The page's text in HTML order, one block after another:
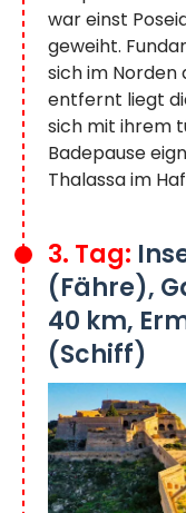
war einst
geweiht.
sich im Norden
entfernt liegt
sich mit ihrem
Badepause
Thalassa im
3. Tag:
(Fähre),
40 km,
(Schiff)